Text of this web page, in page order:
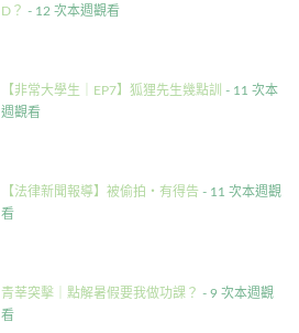
D？ - 12 次本週觀看
【非常大學生｜EP7】狐狸先生幾點訓 - 11 次本
週觀看
【法律新聞報導】被偷拍・有得告 - 11 次本週觀
看
青莘突擊｜點解暑假要我做功課？ - 9 次本週觀
看